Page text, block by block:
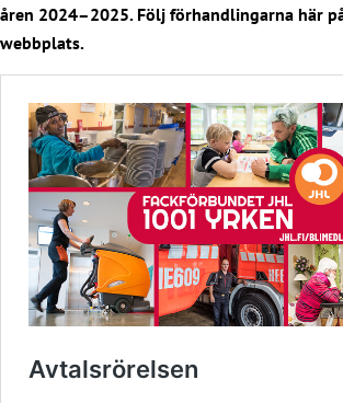
åren 2024–2025. Följ förhandlingarna här
webbplats.